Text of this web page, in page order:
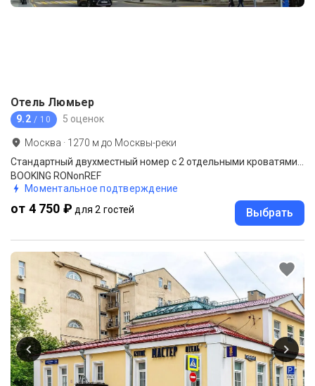
Отель Люмьер
9.2 / 10 5 оценок
Москва · 1270 м до Москвы-реки
BOOKING RONonREF
Моментальное подтверждение
от 4 750 ₽ для 2 гостей Выбрать